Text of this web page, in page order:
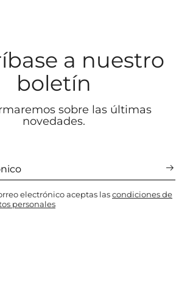
a nuestro
boletín
sobre las últimas
novedades.
electrónico aceptas lascondiciones de
personales